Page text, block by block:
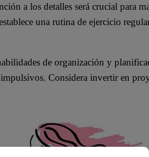
a los detalles será crucial para
una rutina de ejercicio
de organización y
Considera invertir en